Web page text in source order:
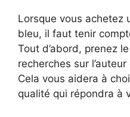
Lorsque vous achetez
bleu, il faut tenir
Tout d’abord, prenez
recherches sur
Cela vous aidera à
qualité qui répondra à